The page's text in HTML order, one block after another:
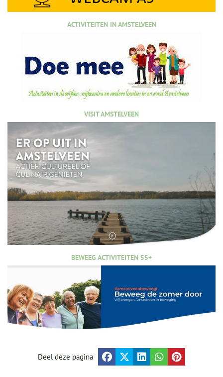
ACTIVITEITEN IN AMSTELVEEN
VISIT AMSTELVEEN
BEWEEG ACTIVITEITEN 55+
Deel deze pagina